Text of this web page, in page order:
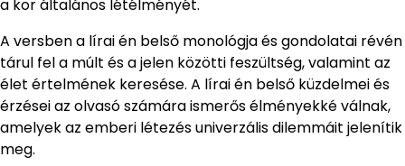
a kor általános létélményét.
A versben a lírai én belső monológja és gondolatai révén
tárul fel a múlt és a jelen közötti feszültség, valamint az
élet értelmének keresése. A lírai én belső küzdelmei és
érzései az olvasó számára ismerős élményekké válnak,
amelyek az emberi létezés univerzális dilemmáit jelenítik
meg.